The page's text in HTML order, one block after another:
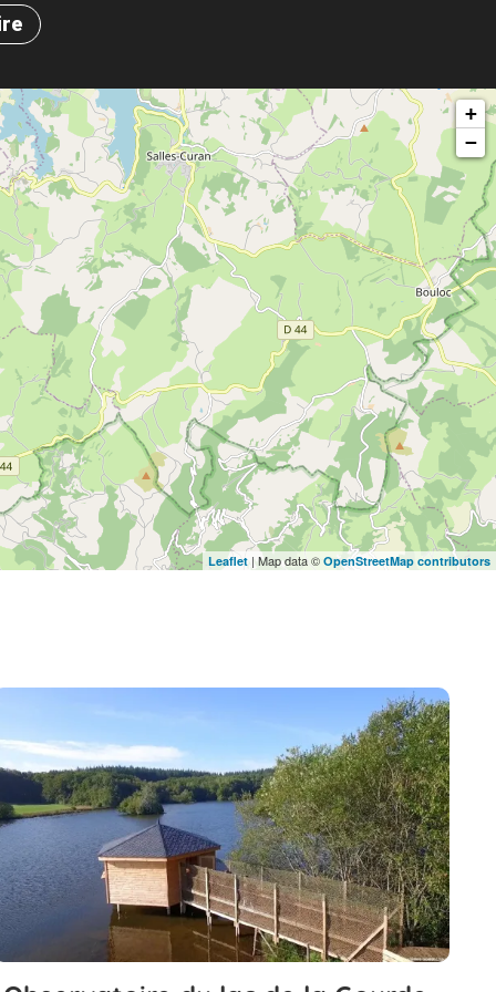
+
−
Leaflet | Map data © OpenStreetMap contributors